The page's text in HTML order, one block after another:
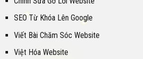
SEO Từ Khóa Lên Google
Viết Bài Chăm Sóc Website
Việt Hóa Website